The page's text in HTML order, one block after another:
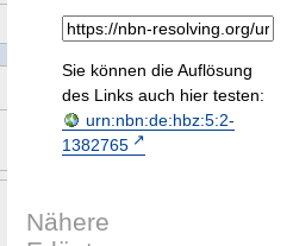
Sie können die Auflösung
des Links auch hier testen:
urn:nbn:de:hbz:5:2-
1382765
Nähere